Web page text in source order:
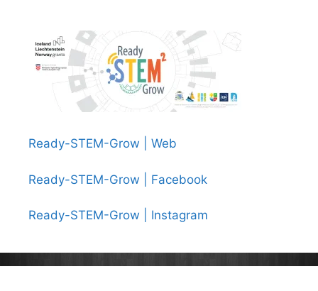
Ready-STEM-Grow | Web
Ready-STEM-Grow | Facebook
Ready-STEM-Grow | Instagram